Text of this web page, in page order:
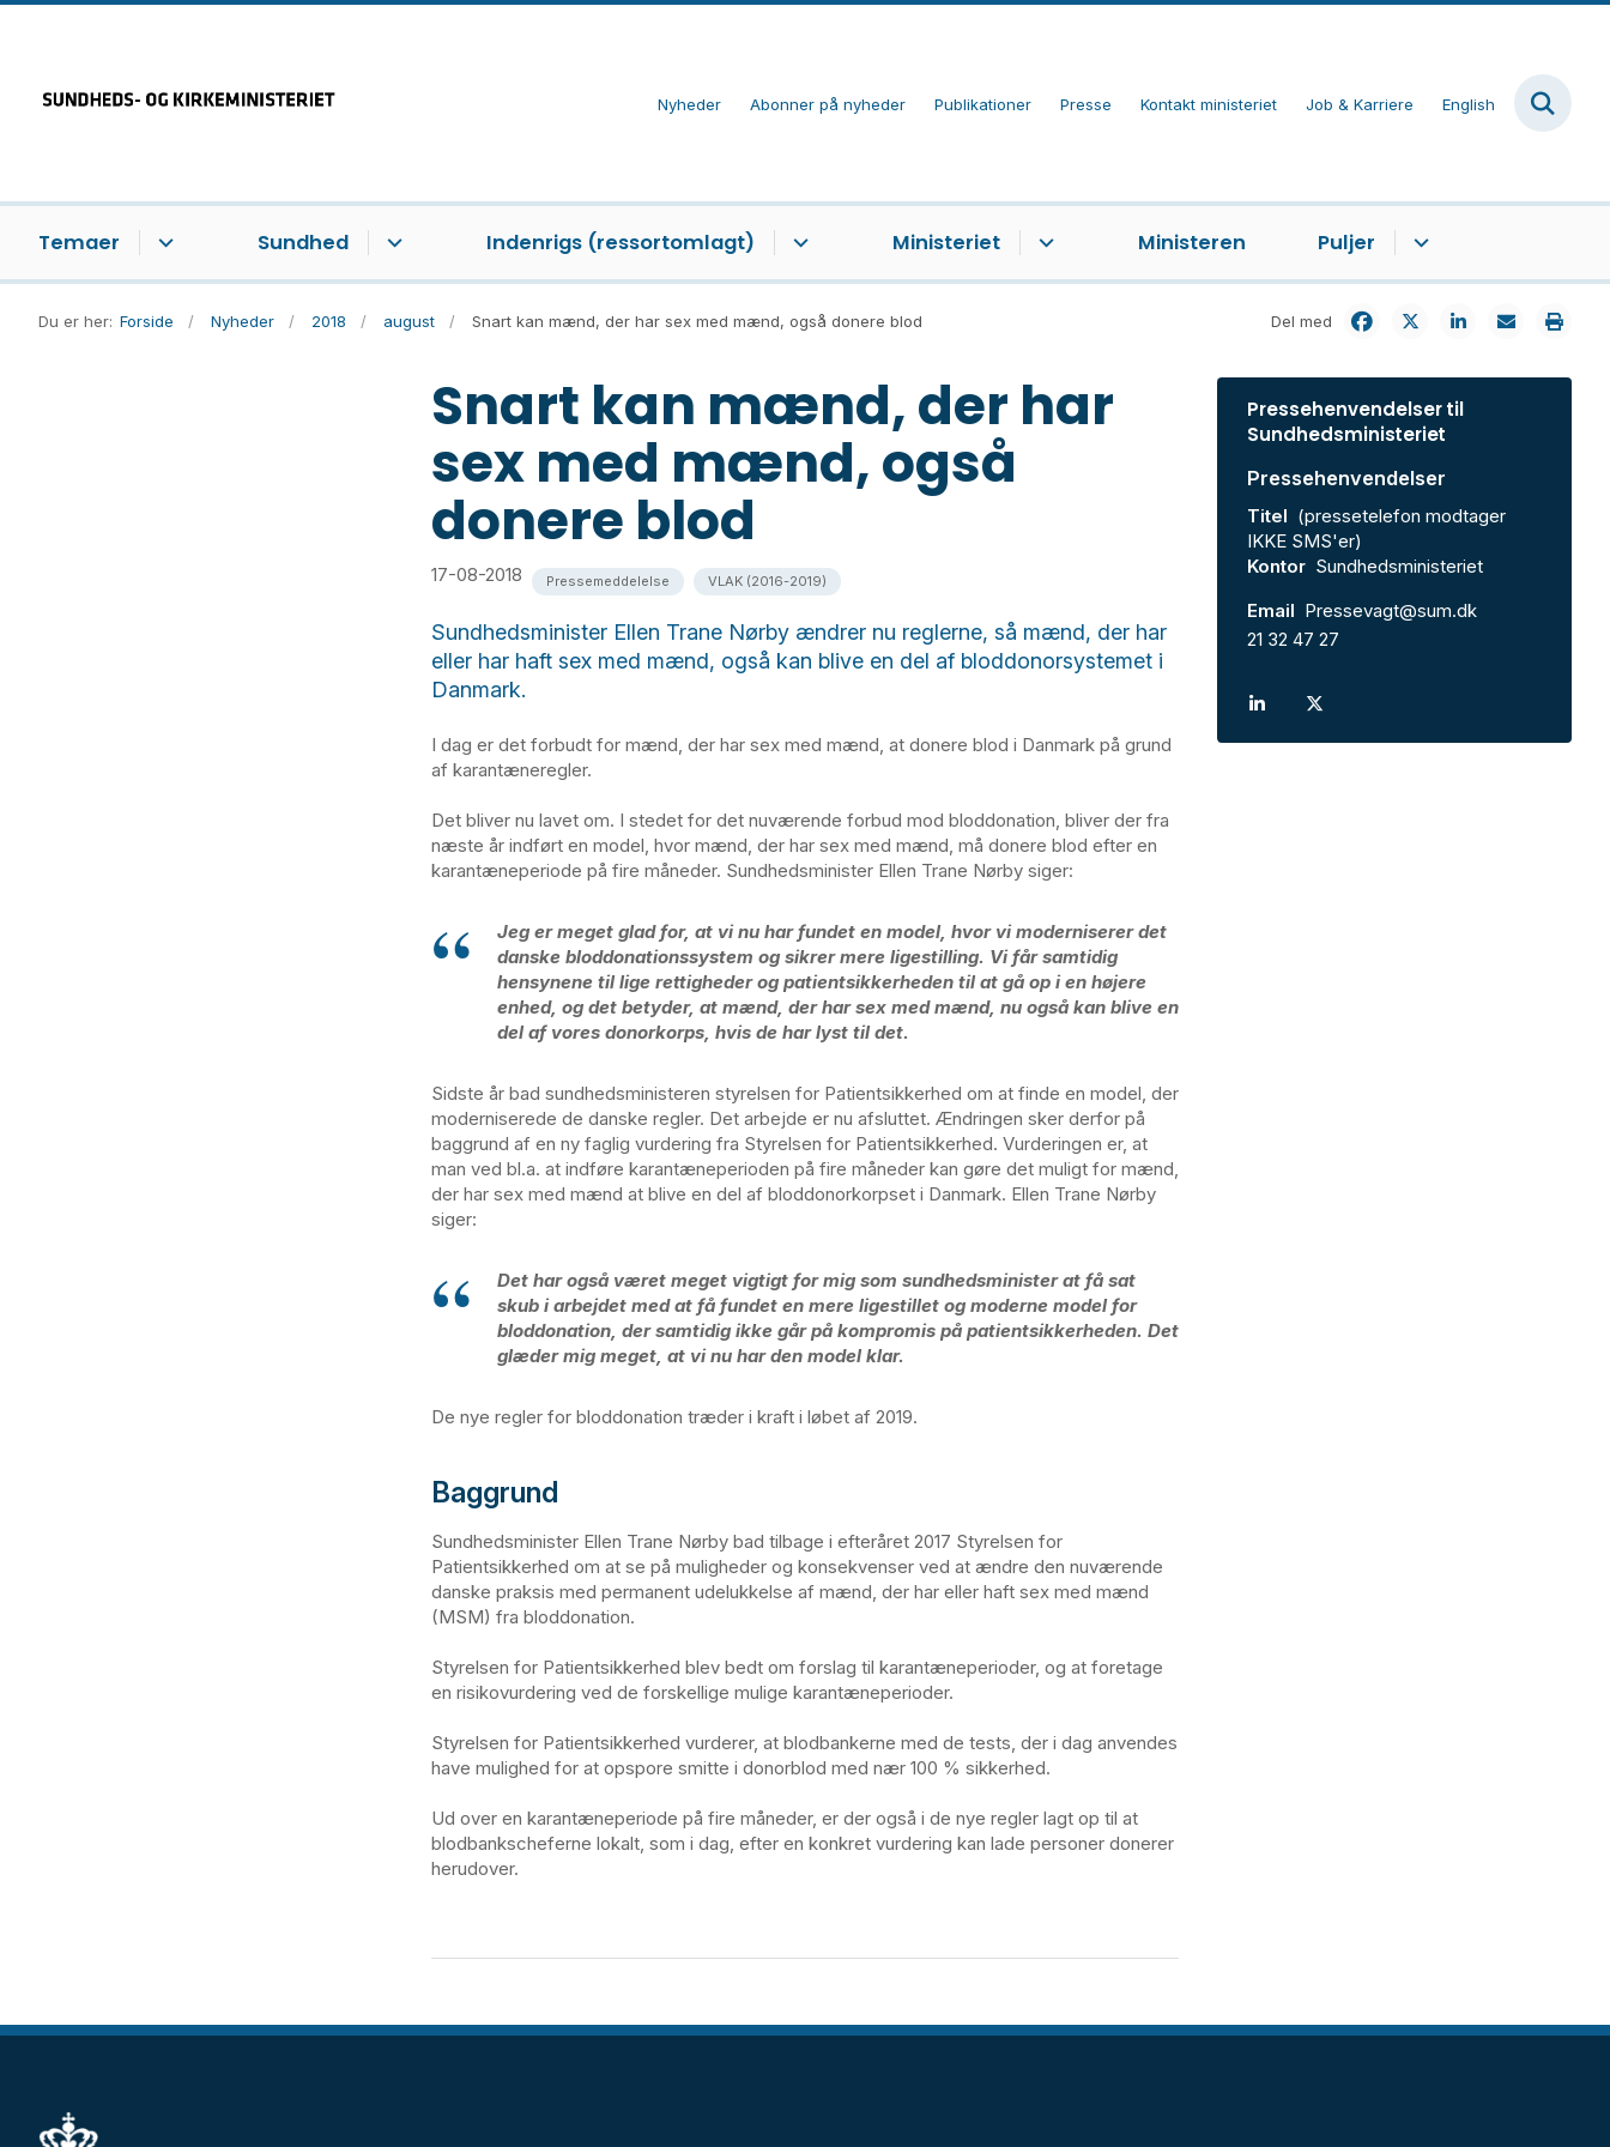
Nyheder Abonner på nyheder Publikationer Presse Kontakt ministeriet Job & Karriere English
Temaer Sundhed Indenrigs (ressortomlagt) Ministeriet Ministeren Puljer
Du er her: Forside Nyheder 2018 august Snart kan mænd, der har sex med mænd, også donere blod Del med
Snart kan mænd, der har
sex med mænd, også
donere blod
17-08-2018 Pressemeddelelse VLAK (2016-2019)
Sundhedsminister Ellen Trane Nørby ændrer nu reglerne, så mænd, der har
eller har haft sex med mænd, også kan blive en del af bloddonorsystemet i
Danmark.
I dag er det forbudt for mænd, der har sex med mænd, at donere blod i Danmark på grund
af karantæneregler.
Det bliver nu lavet om. I stedet for det nuværende forbud mod bloddonation, bliver der fra
næste år indført en model, hvor mænd, der har sex med mænd, må donere blod efter en
karantæneperiode på fire måneder. Sundhedsminister Ellen Trane Nørby siger:
Jeg er meget glad for, at vi nu har fundet en model, hvor vi moderniserer det
danske bloddonationssystem og sikrer mere ligestilling. Vi får samtidig
hensynene til lige rettigheder og patientsikkerheden til at gå op i en højere
enhed, og det betyder, at mænd, der har sex med mænd, nu også kan blive en
del af vores donorkorps, hvis de har lyst til det.
Sidste år bad sundhedsministeren styrelsen for Patientsikkerhed om at finde en model, der
moderniserede de danske regler. Det arbejde er nu afsluttet. Ændringen sker derfor på
baggrund af en ny faglig vurdering fra Styrelsen for Patientsikkerhed. Vurderingen er, at
man ved bl.a. at indføre karantæneperioden på fire måneder kan gøre det muligt for mænd,
der har sex med mænd at blive en del af bloddonorkorpset i Danmark. Ellen Trane Nørby
siger:
Det har også været meget vigtigt for mig som sundhedsminister at få sat
skub i arbejdet med at få fundet en mere ligestillet og moderne model for
bloddonation, der samtidig ikke går på kompromis på patientsikkerheden. Det
glæder mig meget, at vi nu har den model klar.
De nye regler for bloddonation træder i kraft i løbet af 2019.
Baggrund
Sundhedsminister Ellen Trane Nørby bad tilbage i efteråret 2017 Styrelsen for
Patientsikkerhed om at se på muligheder og konsekvenser ved at ændre den nuværende
danske praksis med permanent udelukkelse af mænd, der har eller haft sex med mænd
(MSM) fra bloddonation.
Styrelsen for Patientsikkerhed blev bedt om forslag til karantæneperioder, og at foretage
en risikovurdering ved de forskellige mulige karantæneperioder.
Styrelsen for Patientsikkerhed vurderer, at blodbankerne med de tests, der i dag anvendes
have mulighed for at opspore smitte i donorblod med nær 100 % sikkerhed.
Ud over en karantæneperiode på fire måneder, er der også i de nye regler lagt op til at
blodbankscheferne lokalt, som i dag, efter en konkret vurdering kan lade personer donerer
herudover.
Pressehenvendelser til
Sundhedsministeriet
Pressehenvendelser
Titel (pressetelefon modtager
IKKE SMS'er)
Kontor Sundhedsministeriet
Email Pressevagt@sum.dk
21 32 47 27